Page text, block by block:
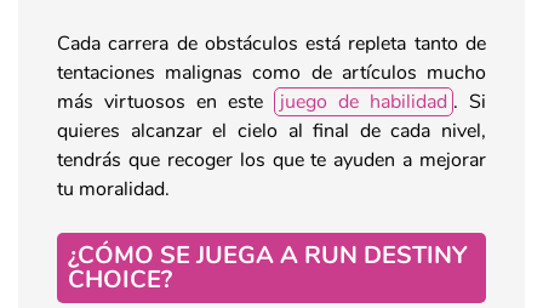
Cada carrera de obstáculos está repleta tanto de
tentaciones malignas como de artículos mucho
más virtuosos en este
juego de habilidad . Si
quieres alcanzar el cielo al final de cada nivel,
tendrás que recoger los que te ayuden a mejorar
tu moralidad.
¿CÓMO SE JUEGA A RUN DESTINY
CHOICE?